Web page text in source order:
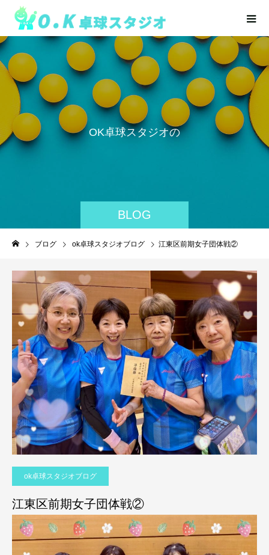
BLOG
卓球スタ ジ オの
活動を
ブログ ok卓球スタジオブログ 江東区前期女子団体戦②
ok卓球スタジオブログ
江東区前期女子団体戦②